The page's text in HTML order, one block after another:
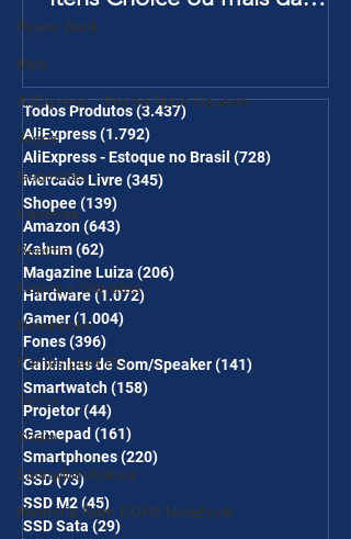
Power Bank
Mifa
AliExpress - Promo Novo Usuário
Jogos
Gabinetes
Cadeiras
Realme
Copos e Garrafas
Notebooks
Fontes para PC
Temu
Shein
Eletrodomésticos
Memória Ram DDR5 Notebook
Página de Promoções e
desc em 6 itens/R$25 de
desc em 10 itens) OS
CUPONS SÃO VÁLIDOS NO
COMBO
Todos Produtos(3.437)3.437 posts
AliExpress(1.792)
AliExpress - Estoque no Brasil (728)
Mercado Livre(345)
Shopee(139)
Amazon(643)
Kabum(62)
Magazine Luiza (206)
Hardware(1.072)
Gamer(1.004)
Fones(396)
Caixinhas de Som/Speaker(141)
Smartwatch(158)
Projetor(44)
Gamepad (161)
Smartphones(220)
SSD(73)73 posts
SSD M2(45) 45 posts
SSD Sata (29)